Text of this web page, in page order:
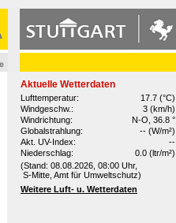
Aktuelle Wetterdaten
Lufttemperatur:
17.7 (°C)
Windgeschw.:
3 (km/h)
Windrichtung:
N-O, 36.8 °
Globalstrahlung:
-- (W/m²)
Akt. UV-Index:
--
Niederschlag:
0.0 (ltr/m²)
(Stand: 08.08.2026, 08:00 Uhr,
S-Mitte, Amt für Umweltschutz)
Weitere Luft- u. Wetterdaten